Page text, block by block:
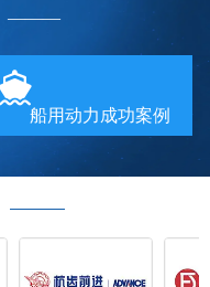
———
船用动力成功案例